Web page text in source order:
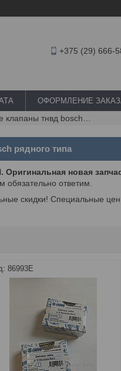
+375 (29) 666-
ОФОРМЛЕНИЕ
рядного типа
Оригинальная новая
ответим.
скидки! Специальные
86993E